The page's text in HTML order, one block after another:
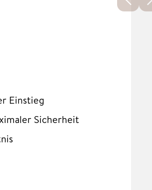
Einstieg
Sicherheit